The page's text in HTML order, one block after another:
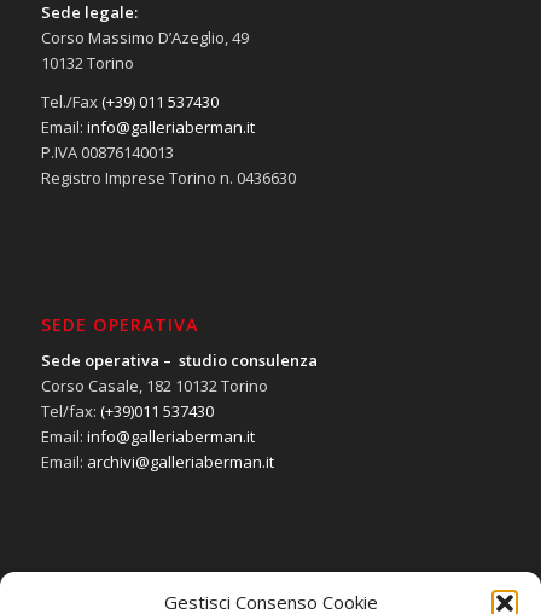
Gestisci Consenso Cookie
Sede legale:
Corso Massimo D’Azeglio, 49
10132 Torino
Tel./Fax(+39) 011 537430
Email: info@galleriaberman.it
P.IVA 00876140013
Registro Imprese Torino n. 0436630
SEDE OPERATIVA
Sede operativa – studio consulenza
Corso Casale, 182 10132 Torino
Tel/fax: (+39)011 537430
Email: info@galleriaberman.it
Email: archivi@galleriaberman.it